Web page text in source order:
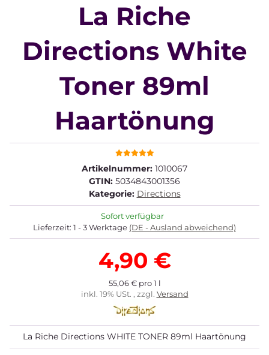
La Riche
Directions White
Toner 89ml
Haartönung
Artikelnummer: 1010067
GTIN: 5034843001356
Kategorie: Directions
Sofort verfügbar
Lieferzeit: 1 - 3 Werktage (DE - Ausland abweichend)
4,90 €
55,06 € pro 1 l
inkl. 19% USt. , zzgl. Versand
La Riche Directions WHITE TONER 89ml Haartönung